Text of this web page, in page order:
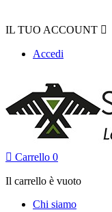
IL TUO ACCOUNT 
Accedi
 Carrello 0
Il carrello è vuoto
Chi siamo